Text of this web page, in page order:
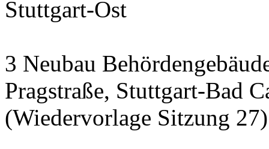
Stuttgart-Ost
3 Neubau
Pragstraße, Stuttgart-Bad
(Wiedervorlage Sitzung 27)